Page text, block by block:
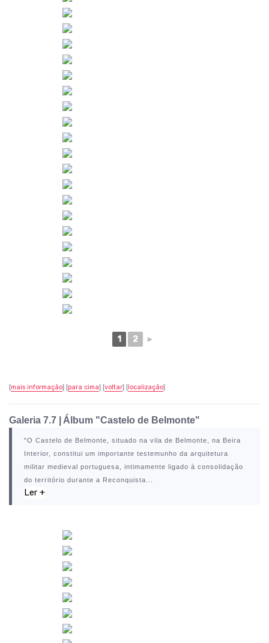
1 2 ►
[mais informação] [para cima] [voltar] [localização]
Galeria 7.7 | Álbum "Castelo de Belmonte"
"O Castelo de Belmonte , situado na vila de Belmonte , na Beira
Interior, constitui um importante testemunho da arquitetura
militar medieval portuguesa, intimamente ligado à consolidação
do território durante a Reconquista...
Ler +